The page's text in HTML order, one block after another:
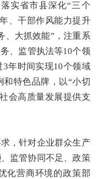
实省市县深化“三个
、干部作风能力提升
、大抓效能”，注重系
、监管执法等10个领
年时间实现10个领域
特色品牌，以“小切
会高质量发展提供支
，针对企业群众生产
监管协同不足、政策
化营商环境的政策部